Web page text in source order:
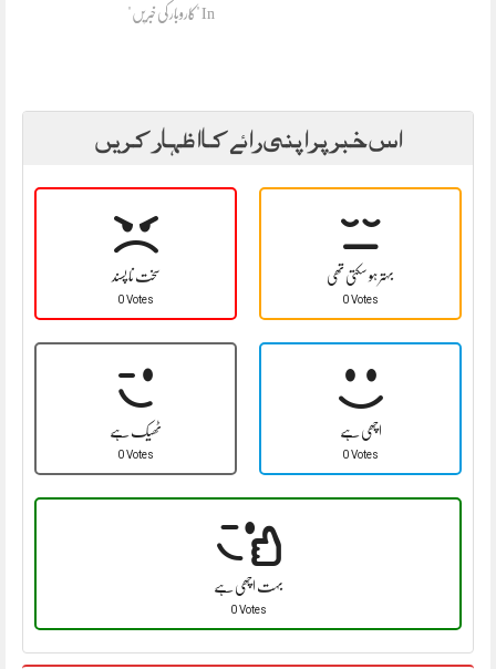
In "کاروبار کی خبریں"
اس خبر پر اپنی رائے کا اظہار کریں
سخت نا پسند
0 Votes
بہتر ہو سکتی تھی
0 Votes
ٹھیک ہے
0 Votes
اچھی ہے
0 Votes
بہت اچھی ہے
0 Votes